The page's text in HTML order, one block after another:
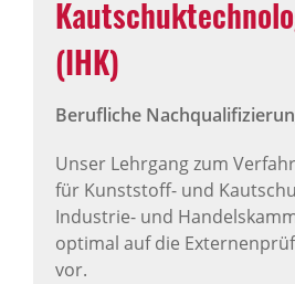
(IHK)
Berufliche
Unser Lehrgang zum
für Kunststoff- und
Industrie- und
optimal auf die
vor.